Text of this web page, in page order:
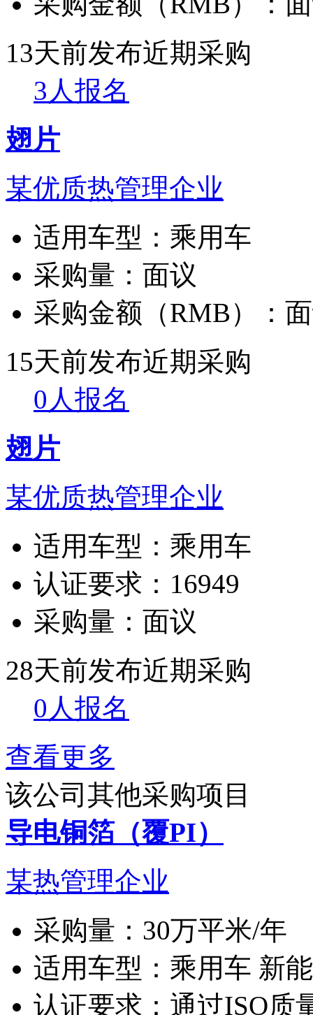
13天前发布近期采购
3人报名
翅片
某优质热管理企业
适用车型： 乘用车
采购量： 面议
采购金额（RMB）：
15天前发布近期采购
0人报名
翅片
某优质热管理企业
适用车型： 乘用车
认证要求： 16949
采购量： 面议
28天前发布近期采购
0人报名
查看更多
该公司其他采购项目
导电铜箔（覆PI）
某热管理企业
采购量： 30万平米/年
适用车型： 乘用车 新
认证要求： 通过ISO质